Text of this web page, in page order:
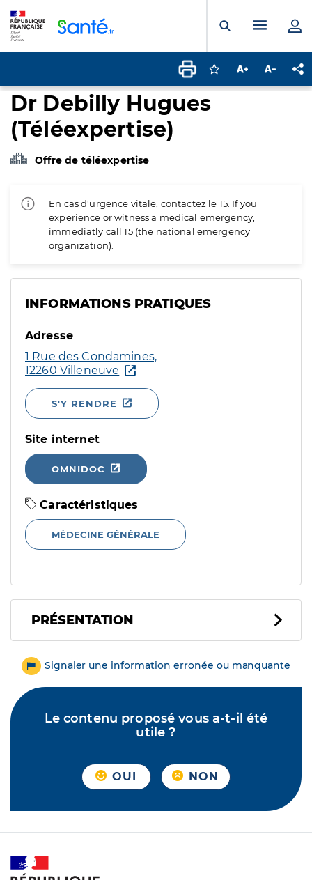
Ouvrir laMenu
Connectez-vous
Augmenter la
Dr Debilly Hugues
(Téléexpertise)
Offre de téléexpertise
En cas d'urgence vitale, contactez le 15. If you
experience or witness a medical emergency,
immediatly call 15 (the national emergency
organization).
INFORMATIONS PRATIQUES
Adresse
1 Rue des Condamines,
12260 Villeneuve
S'Y RENDRE
Site internet
OMNIDOC
Caractéristiques
MÉDECINE GÉNÉRALE
PRÉSENTATION
Signaler une information erronée ou manquante
Le contenu proposé vous a-t-il été
utile ?
OUI NON